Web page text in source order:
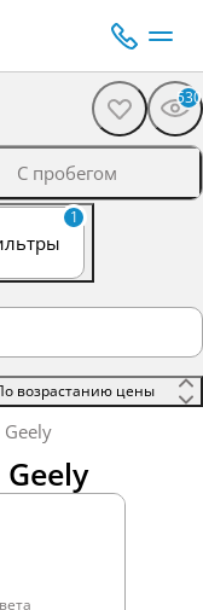
530
С пробегом
1
Geely